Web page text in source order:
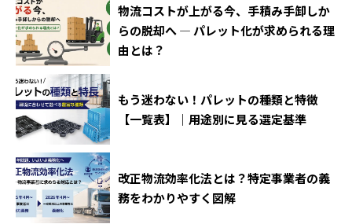
物流コストが上がる今、手積み手卸しか
らの脱却へ ― パレット化が求められる理
由とは？
もう迷わない！パレットの種類と特徴
【一覧表】｜用途別に見る選定基準
改正物流効率化法とは？特定事業者の義
務をわかりやすく図解